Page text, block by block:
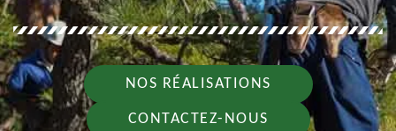
NOS RÉALISATIONS
CONTACTEZ-NOUS